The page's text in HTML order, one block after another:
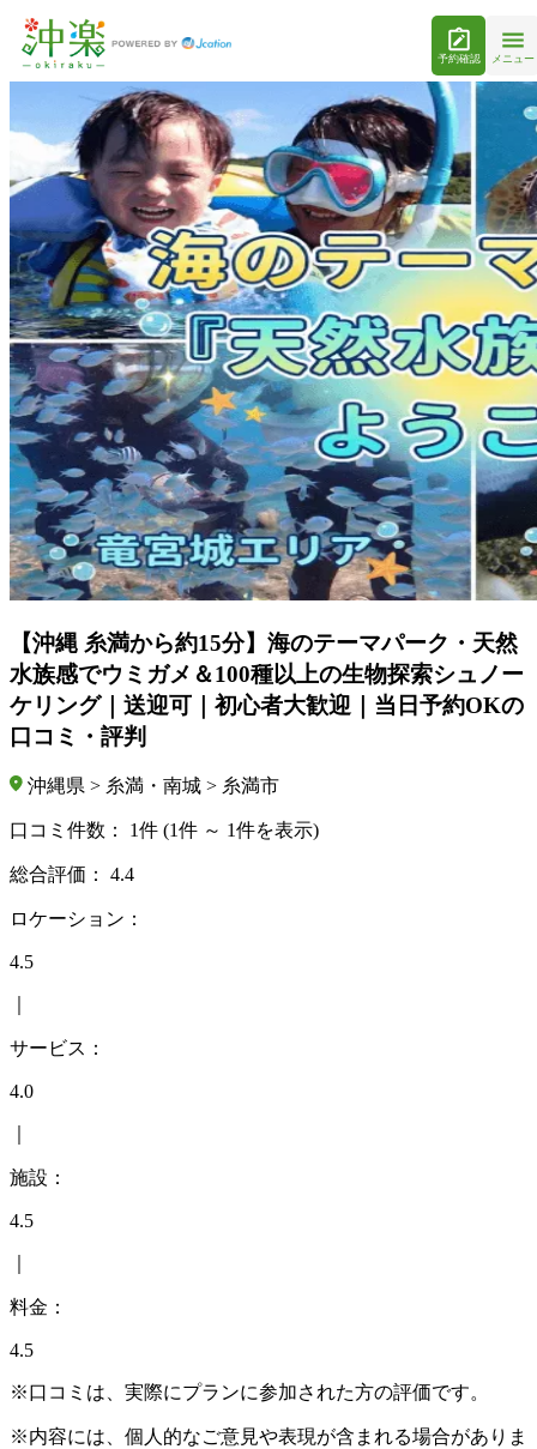
予約確認 メニュー
【沖縄 糸満から約15分】海のテーマパーク・天然
水族感でウミガメ＆100種以上の生物探索シュノー
ケリング｜送迎可｜初心者大歓迎｜当日予約OKの
口コミ・評判
沖縄県 > 糸満・南城 > 糸満市
口コミ件数： 1件 (1件 ～ 1件を表示)
総合評価： 4.4
ロケーション：
4.5
サービス：
4.0
施設：
4.5
料金：
4.5
※口コミは、実際にプランに参加された方の評価です。
※内容には、個人的なご意見や表現が含まれる場合がありま